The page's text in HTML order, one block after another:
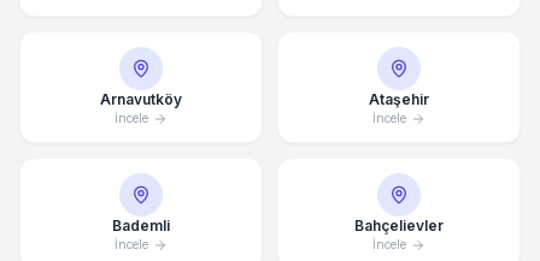
Arnavutköy
İncele
Ataşehir
İncele
Bademli
İncele
Bahçelievler
İncele